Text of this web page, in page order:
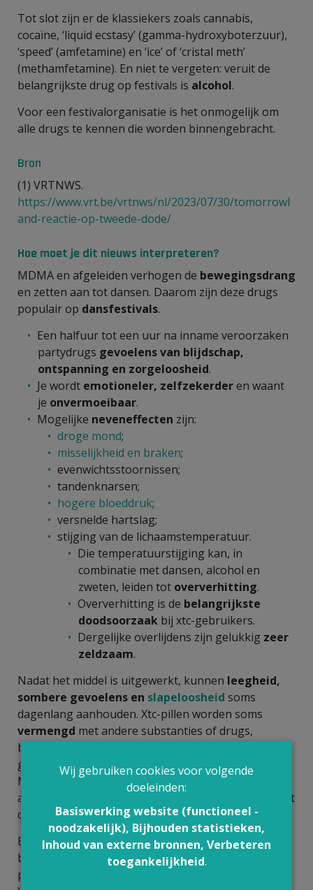
Tot slot zijn er de klassiekers zoals cannabis,
cocaïne, ‘liquid ecstasy’ (gamma-hydroxyboterzuur),
‘speed’ (amfetamine) en ‘ice’ of ‘cristal meth’
(methamfetamine). En niet te vergeten: veruit de
belangrijkste drug op festivals is alcohol.
Voor een festivalorganisatie is het onmogelijk om
alle drugs te kennen die worden binnengebracht.
Bron
(1) VRTNWS.
https://www.vrt.be/vrtnws/nl/2023/07/30/tomorrowl
and-reactie-op-tweede-dode/
Hoe moet je dit nieuws interpreteren?
MDMA en afgeleiden verhogen de bewegingsdrang
en zetten aan tot dansen. Daarom zijn deze drugs
populair op dansfestivals.
Een halfuur tot een uur na inname veroorzaken
partydrugs gevoelens van blijdschap,
ontspanning en zorgeloosheid.
Je wordt emotioneler, zelfzekerderen waant
je onvermoeibaar.
Mogelijke neveneffecten zijn:
droge mond;
misselijkheid en braken;
evenwichtsstoornissen;
tandenknarsen;
hogere bloeddruk;
versnelde hartslag;
stijging van de lichaamstemperatuur.
Die temperatuurstijging kan, in
combinatie met dansen, alcohol en
zweten, leiden tot oververhitting.
Oververhitting is de belangrijkste
doodsoorzaak bij xtc-gebruikers.
Dergelijke overlijdens zijn gelukkig zeer
zeldzaam.
Nadat het middel is uitgewerkt, kunnen leegheid,
sombere gevoelens en slapeloosheid soms
dagenlang aanhouden. Xtc-pillen worden soms
vermengd met andere substanties of drugs,
bedoeld of onbedoeld. Ook is de
gekend: een xtc-pil bevat gemiddeld 80 tot 120 mg
MDMA, maar het driedubbele werd ook al
aangetroffen in in beslag genomen pillen. Dan wordt
de
combinatie met alcoholwelgevaarlijk.
Een
enquêtewees uit dat driekwart van de
bevraagde Australische festivalgangers die een
partydrug innamen, MDMA gebruikten (2). Van New
Wij gebruiken cookies voor volgende
doeleinden:
Basiswerking website (functioneel -
noodzakelijk), Bijhouden statistieken,
Inhoud van externe bronnen, Verbeteren
toegankelijkheid.